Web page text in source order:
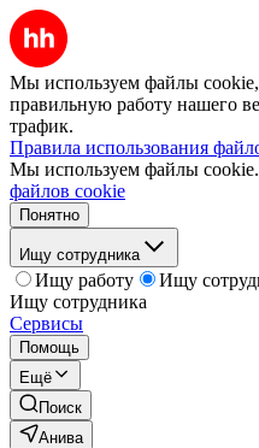
Мы используем файлы cookie,
правильную работу нашего
трафик.
Правила использования
Мы используем файлы cookie.
файлов cookie
Понятно
Ищу сотрудника
Ищу работу
Ищу
Ищу сотрудника
Сервисы
Помощь
Ещё
Поиск
Анива